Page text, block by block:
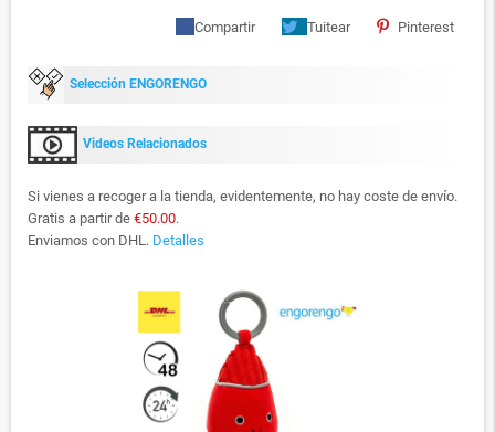
Compartir Tuitear Pinterest
Selección ENGORENGO
Videos Relacionados
Si vienes a recoger a la tienda, evidentemente, no hay coste de envío.
Gratis a partir de €50.00.
Enviamos con DHL. Detalles